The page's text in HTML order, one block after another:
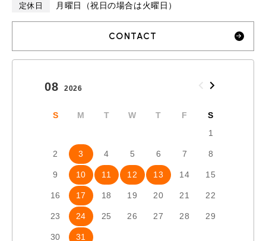
定休日 月曜日（祝日の場合は火曜日）
CONTACT
08 2026
S M T W T F
S
1
2 3 4 5 6 7 8
9 10 11 12 13 14 15
16 17 18 19 20 21 22
23 24 25 26 27 28 29
30 31